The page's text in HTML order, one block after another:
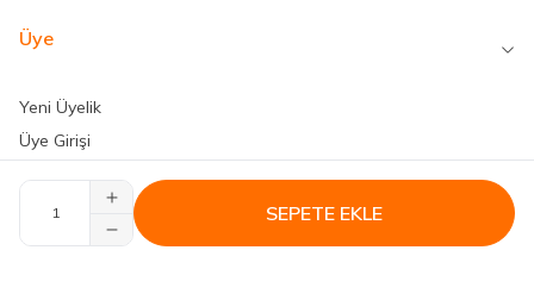
SEPETE EKLE
Üye
Yeni Üyelik
Üye Girişi